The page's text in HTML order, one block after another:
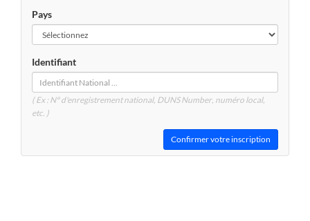
Pays
Identifiant
( Ex : N° d'enregistrement national, DUNSNumber, numéro local,
etc. )